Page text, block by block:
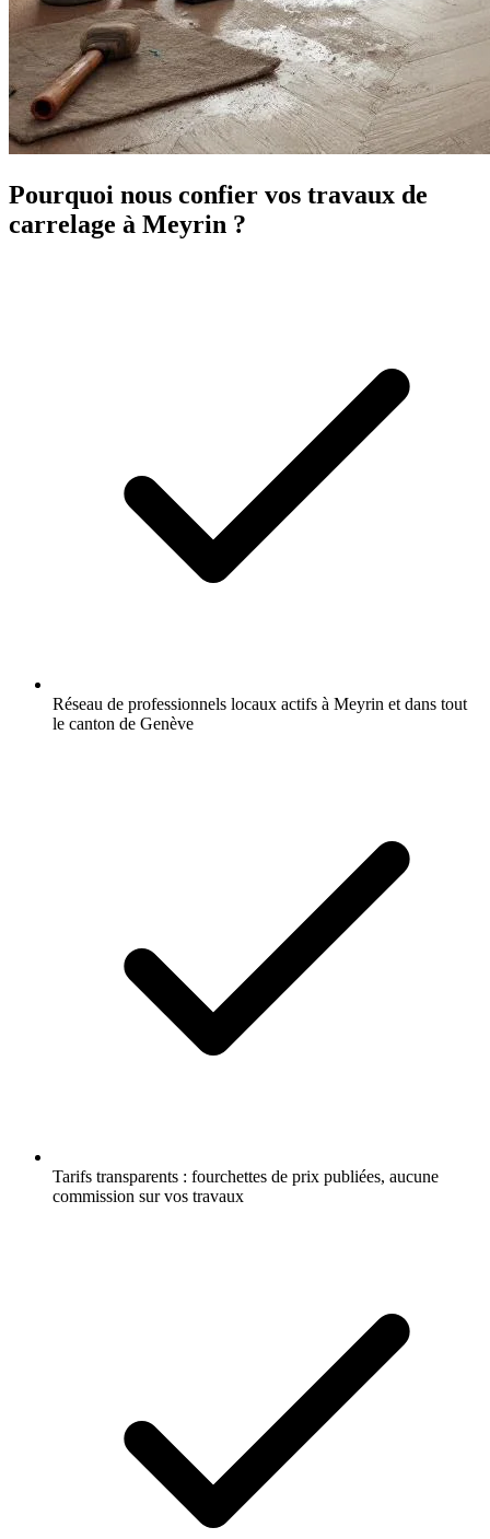
Pourquoi nous confier vos travaux de
carrelage à Meyrin ?
Réseau de professionnels locaux actifs à Meyrin et dans tout
le canton de Genève
Tarifs transparents : fourchettes de prix publiées, aucune
commission sur vos travaux